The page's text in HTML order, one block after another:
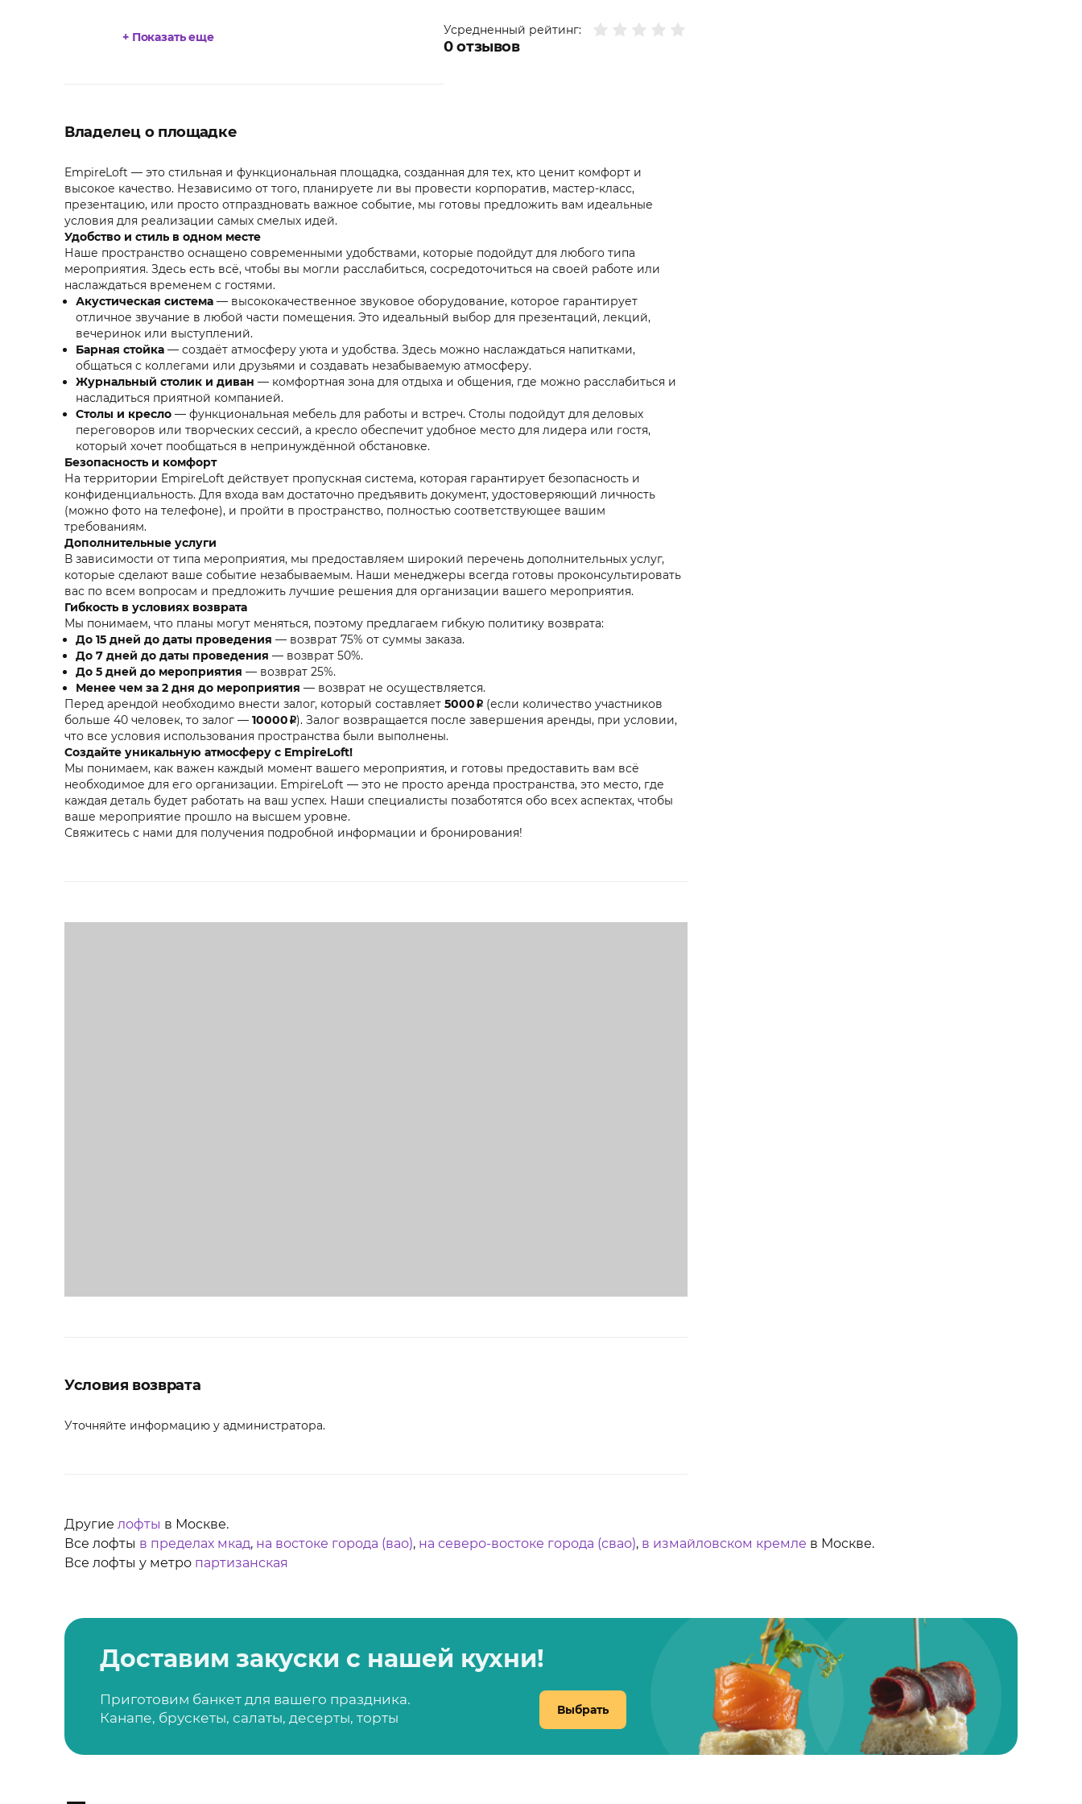
Усредненный рейтинг:
0отзывов
+ Показать еще
Владелец о площадке
EmpireLoft — это стильная и функциональная площадка, созданная для тех, кто ценит комфорт и
высокое качество. Независимо от того, планируете ли вы провести корпоратив, мастер-класс,
презентацию, или просто отпраздновать важное событие, мы готовы предложить вам идеальные
условия для реализации самых смелых идей.
Удобство и стиль в одном месте
Наше пространство оснащено современными удобствами, которые подойдут для любого типа
мероприятия. Здесь есть всё, чтобы вы могли расслабиться, сосредоточиться на своей работе или
наслаждаться временем с гостями.
Акустическая система — высококачественное звуковое оборудование, которое гарантирует
отличное звучание в любой части помещения. Это идеальный выбор для презентаций, лекций,
вечеринок или выступлений.
Барная стойка — создаёт атмосферу уюта и удобства. Здесь можно наслаждаться напитками,
общаться с коллегами или друзьями и создавать незабываемую атмосферу.
Журнальный столик и диван — комфортная зона для отдыха и общения, где можно расслабиться и
насладиться приятной компанией.
Столы и кресло — функциональная мебель для работы и встреч. Столы подойдут для деловых
переговоров или творческих сессий, а кресло обеспечит удобное место для лидера или гостя,
который хочет пообщаться в непринуждённой обстановке.
Безопасность и комфорт
На территории EmpireLoft действует пропускная система, которая гарантирует безопасность и
конфиденциальность. Для входа вам достаточно предъявить документ, удостоверяющий личность
(можно фото на телефоне), и пройти в пространство, полностью соответствующее вашим
требованиям.
Дополнительные услуги
В зависимости от типа мероприятия, мы предоставляем широкий перечень дополнительных услуг,
которые сделают ваше событие незабываемым. Наши менеджеры всегда готовы проконсультировать
вас по всем вопросам и предложить лучшие решения для организации вашего мероприятия.
Гибкость в условиях возврата
Мы понимаем, что планы могут меняться, поэтому предлагаем гибкую политику возврата:
До 15 дней до даты проведения — возврат 75% от суммы заказа.
До 7 дней до даты проведения — возврат 50%.
До 5 дней до мероприятия — возврат 25%.
Менее чем за 2 дня до мероприятия — возврат не осуществляется.
Перед арендой необходимо внести залог, который составляет 5000₽ (если количество участников
больше 40 человек, то залог — 10000₽). Залог возвращается после завершения аренды, при условии,
что все условия использования пространства были выполнены.
Создайте уникальную атмосферу с EmpireLoft!
Мы понимаем, как важен каждый момент вашего мероприятия, и готовы предоставить вам всё
необходимое для его организации. EmpireLoft — это не просто аренда пространства, это место, где
каждая деталь будет работать на ваш успех. Наши специалисты позаботятся обо всех аспектах, чтобы
ваше мероприятие прошло на высшем уровне.
Свяжитесь с нами для получения подробной информации и бронирования!
Условия возврата
Уточняйте информацию у администратора.
Другие лофты в Москве.
Все лофты в пределах мкад, на востоке города (вао), на северо-востоке города (свао), в измайловском кремле в Москве.
Все лофты у метро партизанская
Доставим закуски с нашей кухни!
Приготовим банкет для вашего праздника.
Канапе, брускеты, салаты, десерты, торты
Выбрать